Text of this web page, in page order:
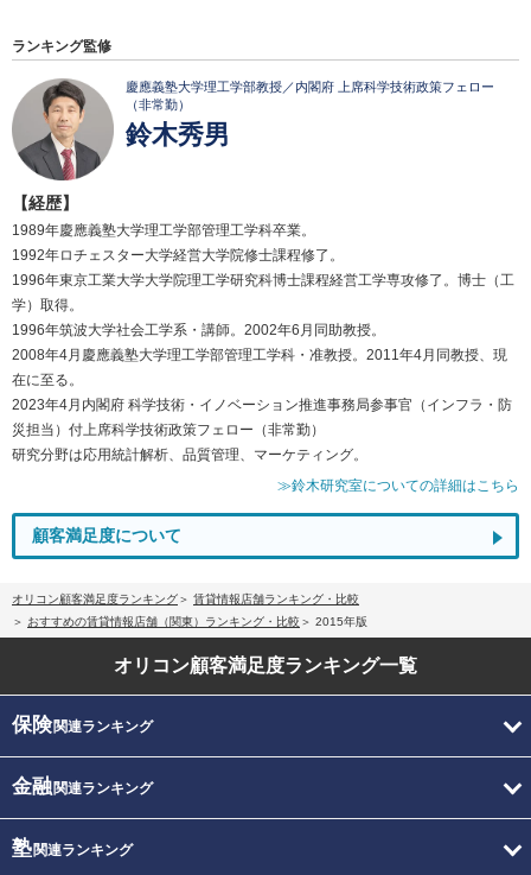
ランキング監修
慶應義塾大学理工学部教授／内閣府 上席科学技術政策フェロー
（非常勤）
鈴木秀男
【経歴】
1989年慶應義塾大学理工学部管理工学科卒業。
1992年ロチェスター大学経営大学院修士課程修了。
1996年東京工業大学大学院理工学研究科博士課程経営工学専攻修了。博士（工
学）取得。
1996年筑波大学社会工学系・講師。2002年6月同助教授。
2008年4月慶應義塾大学理工学部管理工学科・准教授。2011年4月同教授、現
在に至る。
2023年4月内閣府 科学技術・イノベーション推進事務局参事官（インフラ・防
災担当）付上席科学技術政策フェロー（非常勤）
研究分野は応用統計解析、品質管理、マーケティング。
≫鈴木研究室についての詳細はこちら
顧客満足度について
オリコン顧客満足度ランキング
賃貸情報店舗ランキング・比較
おすすめの賃貸情報店舗（関東）ランキング・比較
2015年版
オリコン顧客満足度ランキング一覧
保険関連ランキング
金融関連ランキング
塾関連ランキング